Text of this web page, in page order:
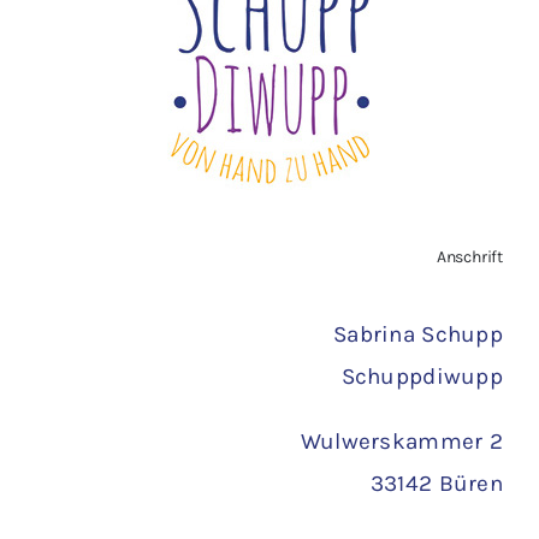
Anschrift
Sabrina Schupp
Schuppdiwupp
Wulwerskammer 2
33142 Büren